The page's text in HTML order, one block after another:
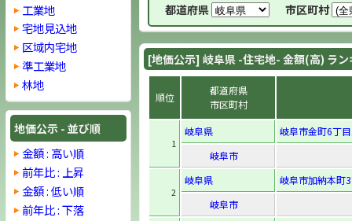
工業地
宅地見込地
区域内宅地
準工業地
林地
地価公示 - 並び順
金額 : 高い順
前年比 : 上昇
金額 : 低い順
前年比 : 下落
都道府県
市区町村
[地価公示] 岐阜県 -住宅地- 金額(高) ラ
順位
都道府県
市区町村
1
岐阜県
岐阜市金町6丁
岐阜市
2
岐阜県
岐阜市加納本町
岐阜市